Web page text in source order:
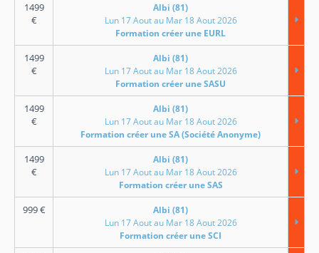
1499
€
Albi (81)
Lun 17 Aout au Mar 18 Aout 2026
Formation créer une EURL
1499
€
Albi (81)
Lun 17 Aout au Mar 18 Aout 2026
Formation créer une SASU
1499
€
Albi (81)
Lun 17 Aout au Mar 18 Aout 2026
Formation créer une SA (Société Anonyme)
1499
€
Albi (81)
Lun 17 Aout au Mar 18 Aout 2026
Formation créer une SAS
999€
Albi (81)
Lun 17 Aout au Mar 18 Aout 2026
Formation créer une SCI